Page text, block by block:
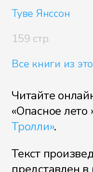
Туве Янссон
159 стр.
Все книги из
Читайте
«Опасное лето
Тролли».
Текст